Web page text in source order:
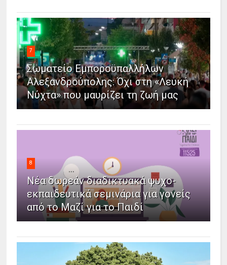
7
Σωματείο Εμποροϋπαλλήλων
Αλεξανδρούπολης: Όχι στη «Λευκή
Νύχτα» που μαυρίζει τη ζωή μας
8
Νέα δωρεάν διαδικτυακά ψυχο-
εκπαιδευτικά σεμινάρια για γονείς
από το Μαζί για το Παιδί